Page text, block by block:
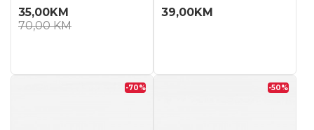
35,00KM
70,00KM
39,00KM
-70% -50%